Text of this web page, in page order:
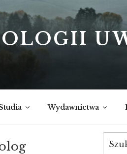
Wydawnictwa